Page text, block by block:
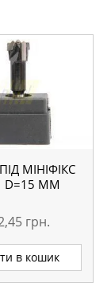
МІНІФІКС
D=15 ММ
грн.
в кошик